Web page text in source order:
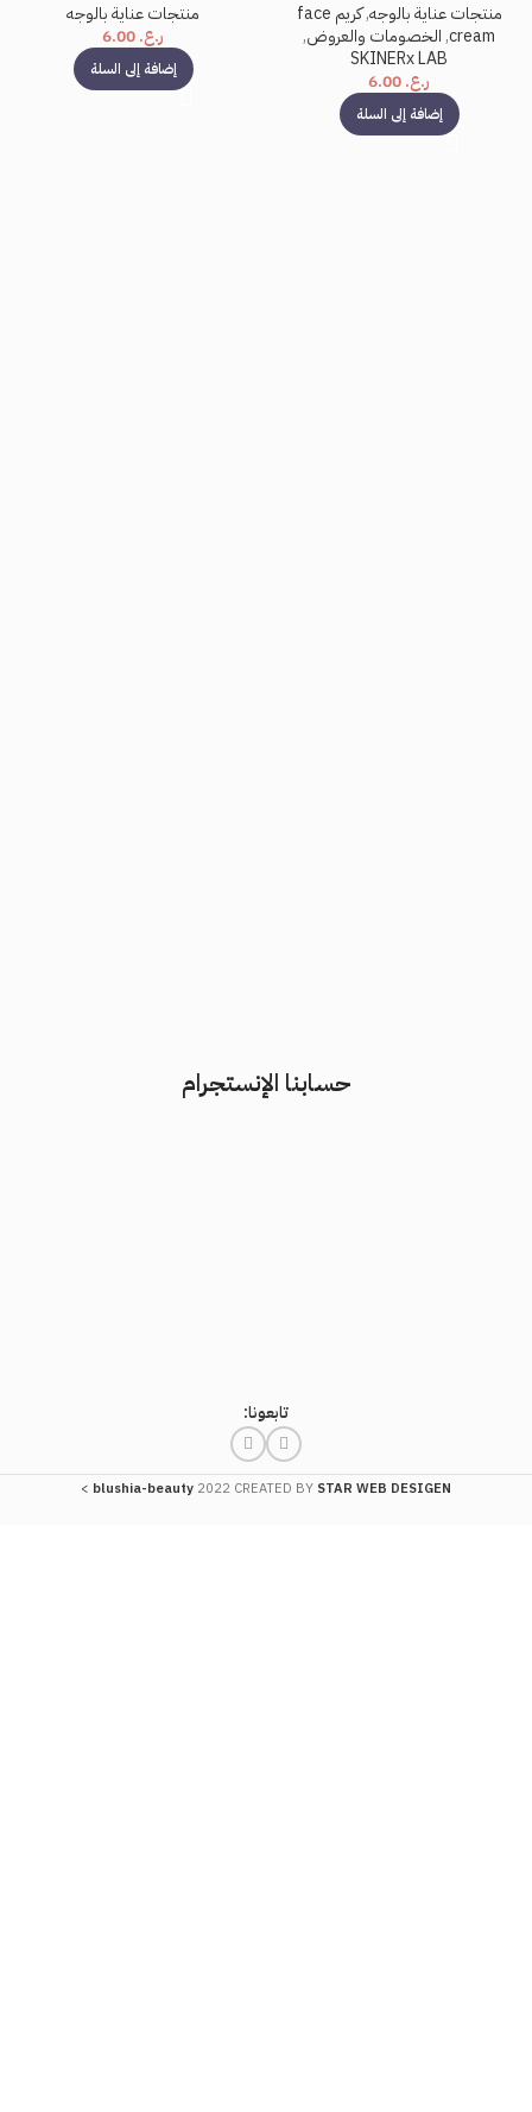
منتجات عناية بالوجه,
كريم face
cream
,الخصومات والعروض,
SKINERx LAB
ر.ع.
إضافة إلى السلة
منتجات عناية بالوجه
ر.ع.
إضافة إلى السلة
حسابنا الإنستجرام
تابعونا:
blushia-beauty 2022 CREATED BY STAR WEB DESIGEN
>